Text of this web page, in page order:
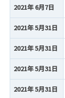
2021年 6月7日
2021年 5月31日
2021年 5月31日
2021年 5月31日
2021年 5月31日